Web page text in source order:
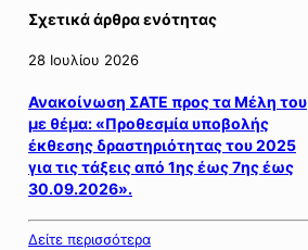
Σχετικά άρθρα ενότητας
28 Ιουλίου 2026
Ανακοίνωση ΣΑΤΕ προς τα Μέλη του
με θέμα: «Προθεσμία υποβολής
έκθεσης δραστηριότητας του 2025
για τις τάξεις από 1ης έως 7ης έως
30.09.2026».
Δείτε περισσότερα